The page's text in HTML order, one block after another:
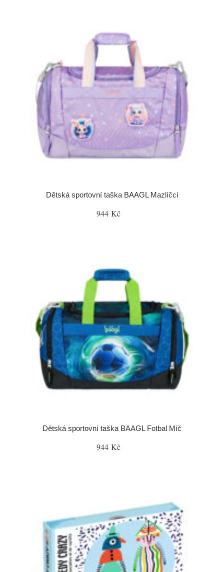
Dětská sportovní taška BAAGL Mazlíčci
944 Kč
Dětská sportovní taška BAAGL Fotbal Míč
944 Kč